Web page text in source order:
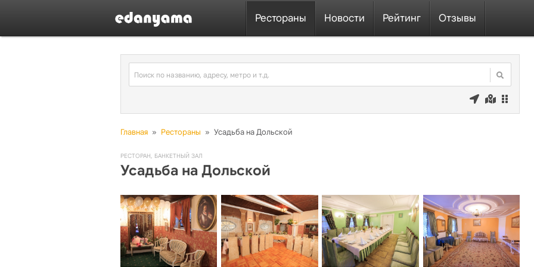
Рестораны Новости Рейтинг Отзывы
Главная » Рестораны » Усадьба на Дольской
РЕСТОРАН, БАНКЕТНЫЙ ЗАЛ
Усадьба на Дольской